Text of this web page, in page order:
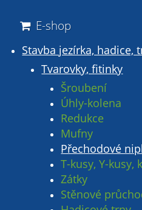
E-shop
Stavba jezírka, hadice,
Tvarovky, fitinky
Šroubení
Úhly-kolena
Redukce
Mufny
Přechodové
T-kusy, Y-kusy,
Zátky
Stěnové